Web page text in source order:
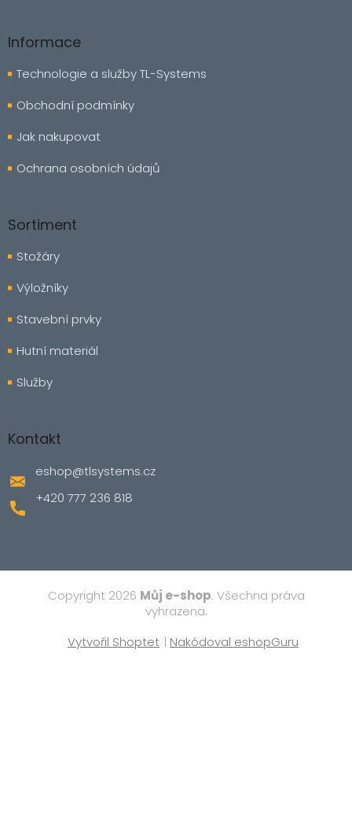
Informace
Technologie a služby TL-Systems
Obchodní podmínky
Jak nakupovat
Ochrana osobních údajů
Sortiment
Stožáry
Výložníky
Stavební prvky
Hutní materiál
Služby
Kontakt
eshop@tlsystems.cz
+420 777 236 818
Vytvořil Shoptet | Nakódoval eshopGuru
Copyright 2026 Můj e-shop. Všechna práva
vyhrazena.